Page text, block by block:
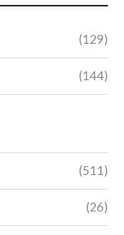
(129)
(144)
(511)
(26)